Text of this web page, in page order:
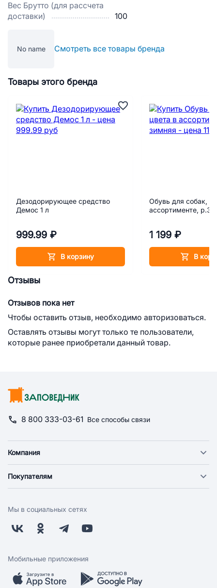
Вес Брутто (для рассчета
доставки)
100
No name Смотреть все товары бренда
Товары этого бренда
Дезодорирующее средство
Демос 1 л
999.99 ₽
В корзину
Обувь для собак,
ассортименте, р.3
1 199 ₽
В
Отзывы
Отзывов пока нет
Чтобы оставить отзыв, необходимо авторизоваться.
Оставлять отзывы могут только те пользователи,
которые ранее приобретали данный товар.
8 800 333-03-61 Все способы связи
Компания
Новости
Поставщикам
Заводчикам
Обратная связь
Покупателям
Оплата
Бонусная программа
Скидки и акции
Мобильное приложение
Мы в социальных сетях
Мобильные приложения